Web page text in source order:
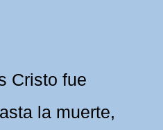
Cristo fue
la muerte,